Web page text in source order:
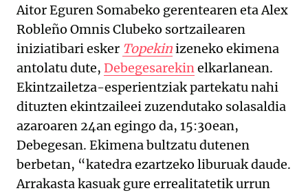
Aitor Eguren Somabeko gerentearen eta Alex
Robleño Omnis Clubeko sortzailearen
iniziatibari esker Topekinizeneko ekimena
antolatu dute, Debegesarekinelkarlanean.
Ekintzailetza-esperientziak partekatu nahi
dituzten ekintzaileei zuzendutako solasaldia
azaroaren 24an egingo da, 15:30ean,
Debegesan. Ekimena bultzatu dutenen
berbetan, “katedra ezartzeko liburuak daude.
Arrakasta kasuak gure errealitatetik urrun